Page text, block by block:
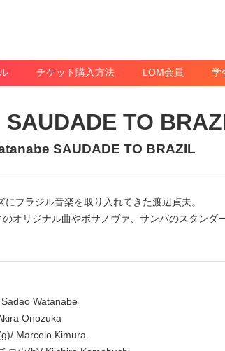
チケット購入方法 LOM会員 学
TO
SAUDADE TO BRAZIL
にブラジル音楽を取り入れてきた渡辺貞夫。
オリジナル曲やボサノヴァ、サンバのスタンダ
Watanabe
Onozuka
Marcelo Kimura